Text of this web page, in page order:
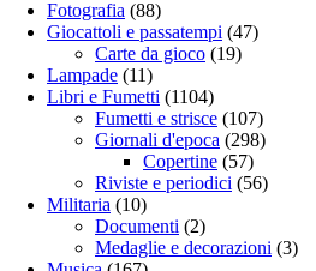
Fotografia (88)
Giocattoli e passatempi (47)
Carte da gioco (19)
Lampade (11)
Libri e Fumetti (1104)
Fumetti e strisce (107)
Giornali d'epoca (298)
Copertine (57)
Riviste e periodici (56)
Militaria (10)
Documenti (2)
Medaglie e decorazioni (3)